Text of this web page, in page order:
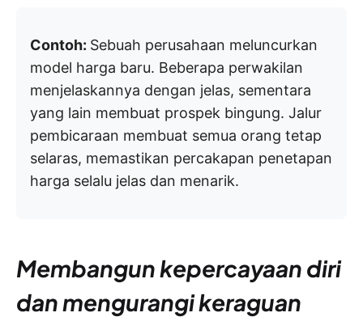
Contoh: Sebuah perusahaan meluncurkan
model harga baru. Beberapa perwakilan
menjelaskannya dengan jelas, sementara
yang lain membuat prospek bingung. Jalur
pembicaraan membuat semua orang tetap
selaras, memastikan percakapan penetapan
harga selalu jelas dan menarik.
Membangun kepercayaan diri
dan mengurangi keraguan